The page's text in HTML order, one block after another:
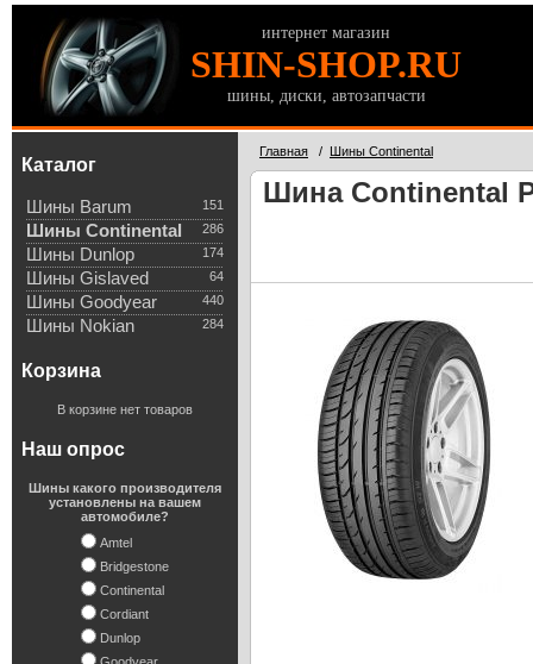
интернет магазин
SHIN-SHOP.RU
шины, диски, автозапчасти
Каталог
151
Шины Barum
286
Шины Continental
174
Шины Dunlop
64
Шины Gislaved
440
Шины Goodyear
284
Шины Nokian
Корзина
В корзине нет товаров
Наш опрос
Шины какого производителя
установлены на вашем
автомобиле?
Amtel
Bridgestone
Continental
Cordiant
Dunlop
Главная / Шины Continental
Шина Continental